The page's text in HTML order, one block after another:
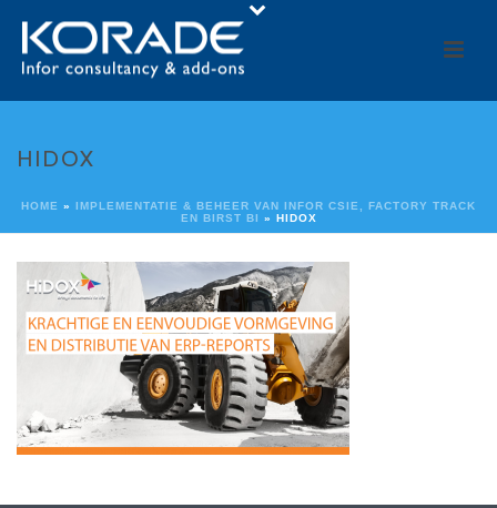
HIDOX
HOME » IMPLEMENTATIE & BEHEER VAN INFOR CSIE, FACTORY TRACK
EN BIRST BI » HIDOX